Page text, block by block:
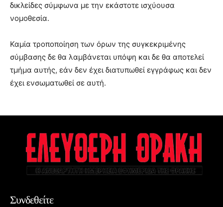
δικλείδες σύμφωνα με την εκάστοτε ισχύουσα
νομοθεσία.
Καμία τροποποίηση των όρων της συγκεκριμένης
σύμβασης δε θα λαμβάνεται υπόψη και δε θα αποτελεί
τμήμα αυτής, εάν δεν έχει διατυπωθεί εγγράφως και δεν
έχει ενσωματωθεί σε αυτή.
Συνδεθείτε